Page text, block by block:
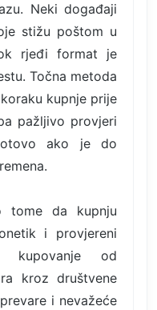
Neki događaji
stižu poštom u
rjeđi format je
Točna metoda
kupnje prije
pažljivo provjeri
ako je do
tome da kupnju
i provjereni
kupovanje od
kroz društvene
i nevažeće